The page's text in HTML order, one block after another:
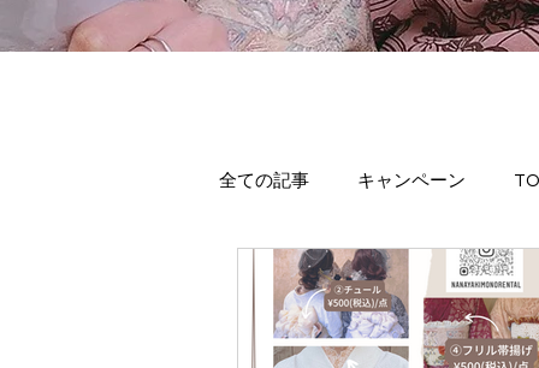
全ての記事 キャンペーン
着物に関わるブログ 着物レ